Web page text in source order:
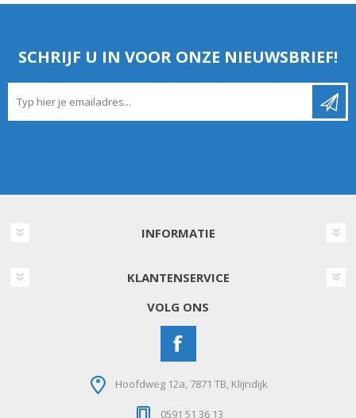
SCHRIJF U IN VOOR ONZE NIEUWSBRIEF!
INFORMATIE
KLANTENSERVICE
VOLG ONS
Hoofdweg 12a, 7871 TB, Klijndijk
0591 51 36 13